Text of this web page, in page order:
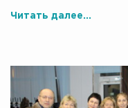
Читать далее...